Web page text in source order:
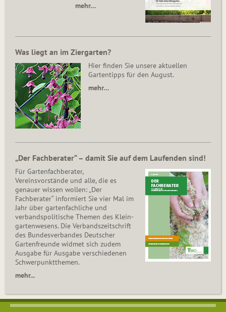
mehr…
Was liegt an im Ziergarten?
Hier finden Sie unsere aktuellen
Gartentipps für den August.
mehr…
„Der Fachberater“ – damit Sie auf dem Laufenden sind!
Für Gartenfachberater,
Vereinsvorstände und alle, die es
genauer wissen wollen: „Der
Fachberater“ informiert Sie vier Mal im
Jahr über gartenfachliche und
verbandspolitische Themen des Klein­
gar­ten­wesens. Die Ver­bands­zeit­schrift
des Bun­des­ver­ban­des Deutscher
Gartenfreunde widmet sich zudem
Ausgabe für Ausgabe verschiedenen
Schwer­punkt­the­men.
mehr...